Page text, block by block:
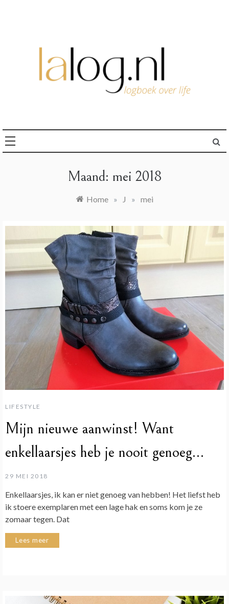
Maand: mei 2018
Home » J » mei
LIFESTYLE
Mijn nieuwe aanwinst! Want
enkellaarsjes heb je nooit genoeg…
29 MEI 2018
Enkellaarsjes, ik kan er niet genoeg van hebben! Het liefst heb
ik stoere exemplaren met een lage hak en soms kom je ze
zomaar tegen. Dat
Lees meer